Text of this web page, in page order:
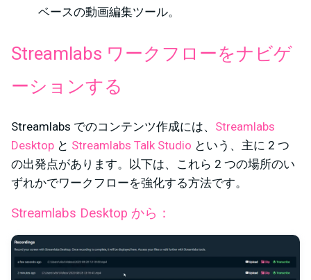
ベースの動画編集ツール。
Streamlabs ワークフローをナビゲ
ーションする
Streamlabs でのコンテンツ作成には、 Streamlabs
Desktop と Streamlabs Talk Studio という、主に 2 つ
の出発点があります。以下は、これら 2 つの場所のい
ずれかでワークフローを強化する方法です。
Streamlabs Desktop から：